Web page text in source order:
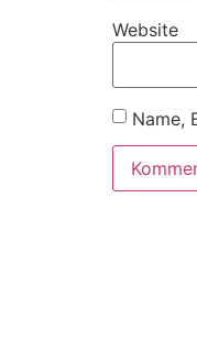
Website
Name,